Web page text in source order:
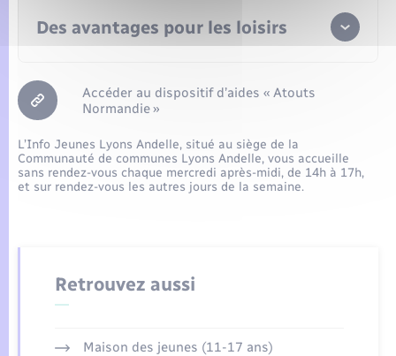
Des avantages pour les loisirs
d’une pratique sportive ou artistique,
bénévoles,
Accéder au dispositif d’aides « Atouts
Normandie »
L’Info Jeunes Lyons Andelle, situé au siège de la
Communauté de communes Lyons Andelle, vous accueille
sans rendez-vous chaque mercredi après-midi, de 14h à 17h,
et sur rendez-vous les autres jours de la semaine.
Retrouvez aussi
Maison des jeunes (11-17 ans)